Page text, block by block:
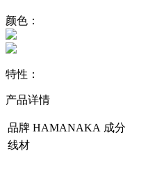
颜色：
特性：
产品详情
品牌 HAMANAKA 成分
线材